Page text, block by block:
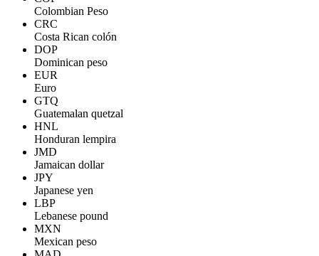
Colombian Peso
CRC
Costa Rican colón
DOP
Dominican peso
EUR
Euro
GTQ
Guatemalan quetzal
HNL
Honduran lempira
JMD
Jamaican dollar
JPY
Japanese yen
LBP
Lebanese pound
MXN
Mexican peso